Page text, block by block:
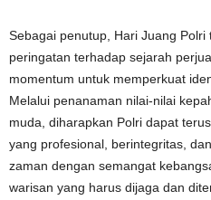
Sebagai penutup, Hari Juang
peringatan terhadap sejarah
momentum untuk memperkuat
Melalui penanaman nilai-nilai
muda, diharapkan Polri dapat
yang profesional, berintegritas,
zaman dengan semangat
warisan yang harus dijaga dan